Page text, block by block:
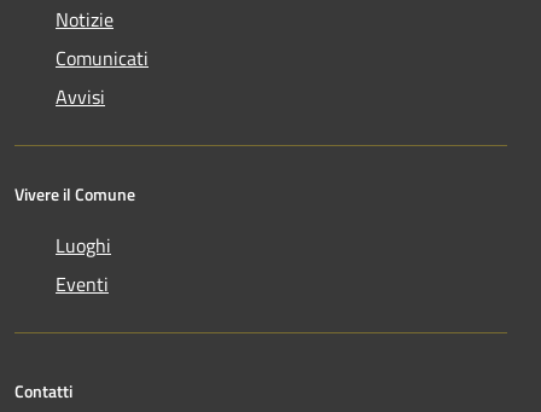
Notizie
Comunicati
Avvisi
Vivere il Comune
Luoghi
Eventi
Contatti